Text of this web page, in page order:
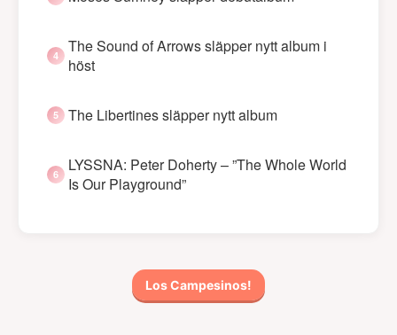
The Sound of Arrows släpper nytt album i
höst
The Libertines släpper nytt album
LYSSNA: Peter Doherty – ”The Whole World
Is Our Playground”
Los Campesinos!